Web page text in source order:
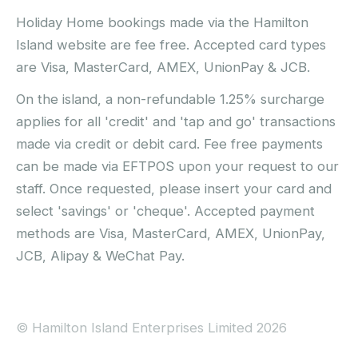
Holiday Home bookings made via the Hamilton
Island website are fee free. Accepted card types
are Visa, MasterCard, AMEX, UnionPay & JCB.
On the island, a non-refundable 1.25% surcharge
applies for all 'credit' and 'tap and go' transactions
made via credit or debit card. Fee free payments
can be made via EFTPOS upon your request to our
staff. Once requested, please insert your card and
select 'savings' or 'cheque'. Accepted payment
methods are Visa, MasterCard, AMEX, UnionPay,
JCB, Alipay & WeChat Pay.
© Hamilton Island Enterprises Limited 2026